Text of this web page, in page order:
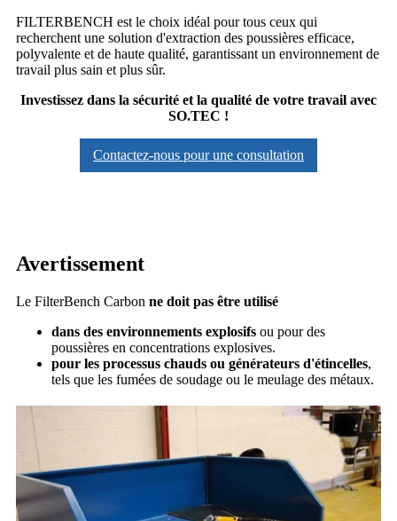
FILTERBENCH est le choix idéal pour tous ceux qui
recherchent une solution d'extraction des poussières efficace,
polyvalente et de haute qualité, garantissant un environnement de
travail plus sain et plus sûr.
Investissez dans la sécurité et la qualité de votre travail avec
SO.TEC !
Contactez-nous pour une consultation
Avertissement
Le FilterBench Carbon ne doit pas être utilisé
dans des environnements explosifs ou pour des
poussières en concentrations explosives.
pour les processus chauds ou générateurs d'étincelles,
tels que les fumées de soudage ou le meulage des métaux.